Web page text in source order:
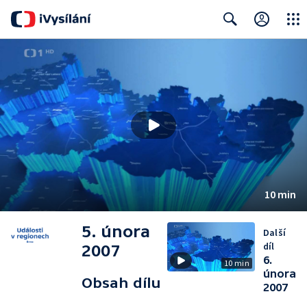
10 min
5. února
2007
Obsah dílu
10 min
Další
díl
6.
února
2007